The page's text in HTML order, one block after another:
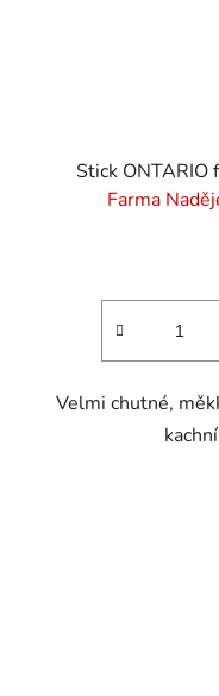
Stick ONTARIO
Farma
Velmi chutné,